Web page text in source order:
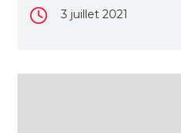
3 juillet 2021